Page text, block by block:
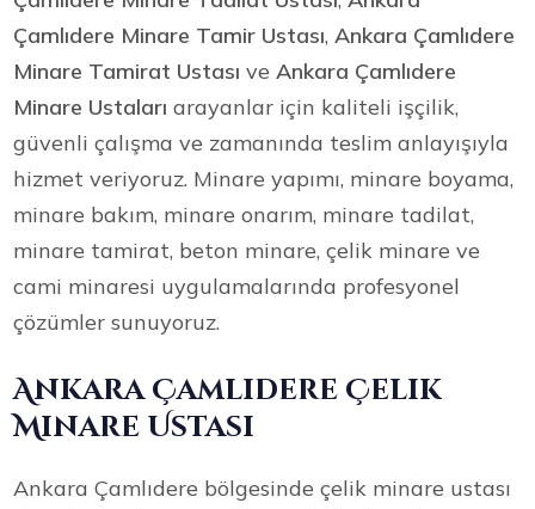
Çamlıdere Minare Tamir Ustası,Ankara Çamlıdere
Minare Tamirat Ustası veAnkara Çamlıdere
Minare Ustaları arayanlar için kaliteli işçilik,
güvenli çalışma ve zamanında teslim anlayışıyla
hizmet veriyoruz. Minare yapımı, minare boyama,
minare bakım, minare onarım, minare tadilat,
minare tamirat, beton minare, çelik minare ve
cami minaresi uygulamalarında profesyonel
çözümler sunuyoruz.
Ankara Çamlıdere Çelik
Minare Ustası
Ankara Çamlıdere bölgesinde çelik minare ustası